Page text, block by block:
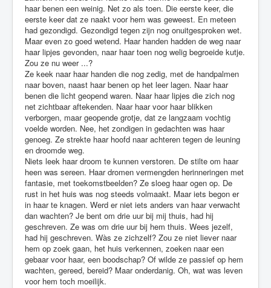
haar benen een weinig. Net zo als toen. Die eerste keer, die
eerste keer dat ze naakt voor hem was geweest. En meteen
had gezondigd. Gezondigd tegen zijn nog onuitgesproken wet.
Maar even zo goed wetend. Haar handen hadden de weg naar
haar lipjes gevonden, naar haar toen nog welig begroeide kutje.
Zou ze nu weer ...?
Ze keek naar haar handen die nog zedig, met de handpalmen
naar boven, naast haar benen op het leer lagen. Naar haar
benen die licht geopend waren. Naar haar lipjes die zich nog
net zichtbaar aftekenden. Naar haar voor haar blikken
verborgen, maar geopende grotje, dat ze langzaam vochtig
voelde worden. Nee, het zondigen in gedachten was haar
genoeg. Ze strekte haar hoofd naar achteren tegen de leuning
en droomde weg.
Niets leek haar droom te kunnen verstoren. De stilte om haar
heen was sereen. Haar dromen vermengden herinneringen met
fantasie, met toekomstbeelden? Ze sloeg haar ogen op. De
rust in het huis was nog steeds volmaakt. Maar iets begon er
in haar te knagen. Werd er niet iets anders van haar verwacht
dan wachten? Je bent om drie uur bij mij thuis, had hij
geschreven. Ze was om drie uur bij hem thuis. Wees jezelf,
had hij geschreven. Wàs ze zichzelf? Zou ze niet liever naar
hem op zoek gaan, het huis verkennen, zoeken naar een
gebaar voor haar, een boodschap? Of wilde ze passief op hem
wachten, gereed, bereid? Maar onderdanig. Oh, wat was leven
voor hem toch moeilijk.